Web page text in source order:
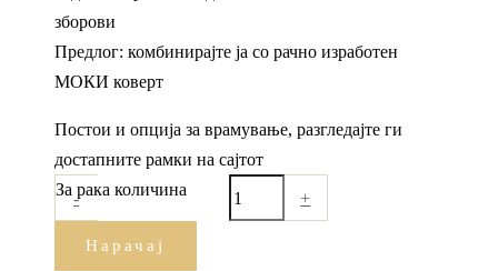
зборови
Предлог: комбинирајте ја со рачно изработен
МОКИ коверт
Постои и опција за врамување, разгледајте ги
достапните рамки на сајтот
-
За рака количина +
Нарачај